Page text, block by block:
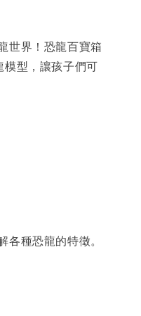
世界！恐龍百寶箱
模型，讓孩子們可
各種恐龍的特徵。